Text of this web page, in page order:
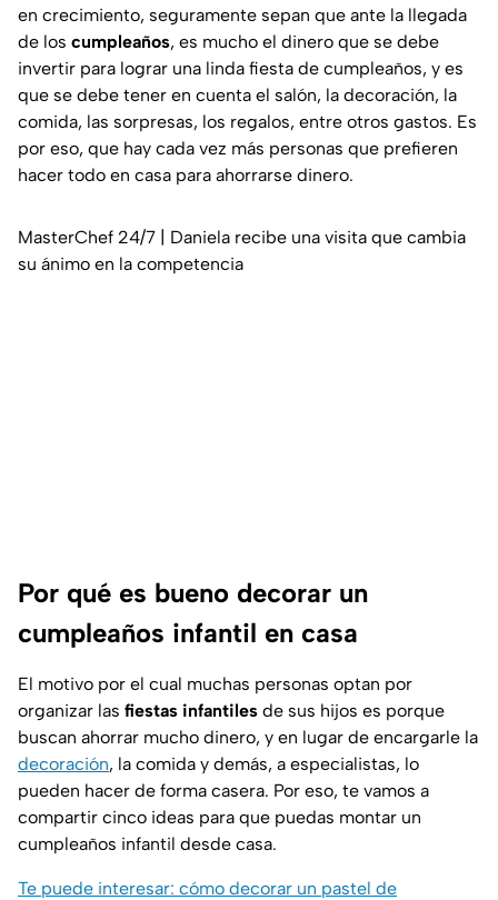
en crecimiento, seguramente sepan que ante la llegada
de los cumpleaños, es mucho el dinero que se debe
invertir para lograr una linda fiesta de cumpleaños, y es
que se debe tener en cuenta el salón, la decoración, la
comida, las sorpresas, los regalos, entre otros gastos. Es
por eso, que hay cada vez más personas que prefieren
hacer todo en casa para ahorrarse dinero.
MasterChef 24/7 | Daniela recibe una visita que cambia
su ánimo en la competencia
Por qué es bueno decorar un
cumpleaños infantil en casa
El motivo por el cual muchas personas optan por
organizar las fiestas infantiles de sus hijos es porque
buscan ahorrar mucho dinero, y en lugar de encargarle la
decoración, la comida y demás, a especialistas, lo
pueden hacer de forma casera. Por eso, te vamos a
compartir cinco ideas para que puedas montar un
cumpleaños infantil desde casa.
Te puede interesar: cómo decorar un pastel de